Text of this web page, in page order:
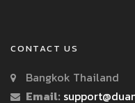
CONTACT US
Bangkok Thailand
Email: